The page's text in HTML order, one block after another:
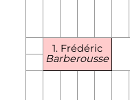
1. Frédéric
Barberousse